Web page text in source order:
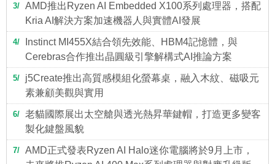
3
AMD推出Ryzen AI Embedded X100系列處理器，搭配
Kria AI解決方案加速機器人與實體AI發展
4
Instinct MI455X結合領先效能、HBM4記憶體，與
Cerebras合作推出晶圓級引擎解構式AI推論方案
5
j5Create推出高質感模組化螢幕桌，融入木紋、磁吸元
素兼顧美觀與實用
6
老貓國際展出太空艙與透光熱昇華鍵帽，打造更多變客
製化鍵盤風貌
7
AMD正式發表Ryzen AI Halo迷你電腦將於9月上市，